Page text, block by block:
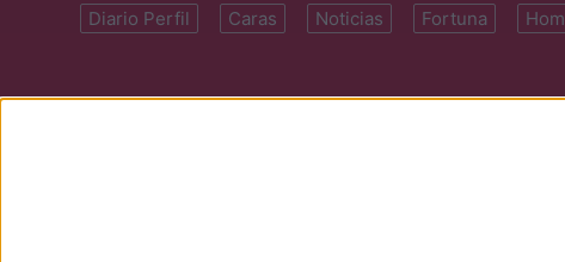
Diario Perfil Caras Noticias Fortuna